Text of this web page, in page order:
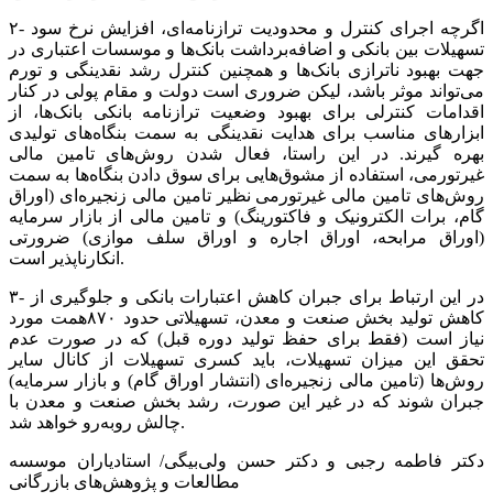
۲- اگرچه اجرای کنترل و محدودیت ترازنامه‌ای، افزایش نرخ سود
تسهیلات بین بانکی و اضافه‌برداشت بانک‌ها و موسسات اعتباری در
جهت بهبود ناترازی بانک‌ها و همچنین کنترل رشد نقدینگی و تورم
می‌تواند موثر باشد، لیکن ضروری است دولت و مقام پولی در کنار
اقدامات کنترلی برای بهبود وضعیت ترازنامه بانکی بانک‌ها، از
ابزارهای مناسب برای هدایت نقدینگی به سمت بنگاه‌های تولیدی
بهره گیرند. در این راستا، فعال شدن روش‌های تامین مالی
غیرتورمی، استفاده از مشوق‌هایی برای سوق دادن بنگاه‌ها به سمت
روش‌های تامین مالی غیرتورمی نظیر تامین مالی زنجیره‌ای (اوراق
گام، برات الکترونیک و فاکتورینگ) و تامین مالی از بازار سرمایه
(اوراق مرابحه، اوراق اجاره و اوراق سلف موازی) ضرورتی
انکارناپذیر است.
۳- در این ارتباط برای جبران کاهش اعتبارات بانکی و جلوگیری از
کاهش تولید بخش صنعت و معدن، تسهیلاتی حدود ۸۷۰همت مورد
نیاز است (فقط برای حفظ تولید دوره قبل) که در صورت عدم
تحقق این میزان تسهیلات، باید کسری تسهیلات از کانال سایر
روش‌ها (تامین مالی زنجیره‌ای (انتشار اوراق گام) و بازار سرمایه)
جبران شوند که در غیر این صورت، رشد بخش صنعت و معدن با
چالش روبه‌رو خواهد شد.
دکتر فاطمه رجبی و دکتر حسن ولی‌بیگی/ استادیاران موسسه
مطالعات و پژوهش‌های بازرگانی